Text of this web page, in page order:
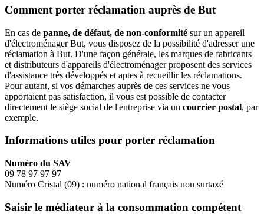
Comment porter réclamation auprès de But
En cas de panne, de défaut, de non-conformité sur un appareil
d'électroménager But, vous disposez de la possibilité d'adresser une
réclamation à But. D'une façon générale, les marques de fabricants
et distributeurs d'appareils d'électroménager proposent des services
d'assistance très développés et aptes à recueillir les réclamations.
Pour autant, si vos démarches auprès de ces services ne vous
apportaient pas satisfaction, il vous est possible de contacter
directement le siège social de l'entreprise via un courrier postal, par
exemple.
Informations utiles pour porter réclamation
Numéro du SAV
09 78 97 97 97
Numéro Cristal (09) : numéro national français non surtaxé
Saisir le médiateur à la consommation compétent